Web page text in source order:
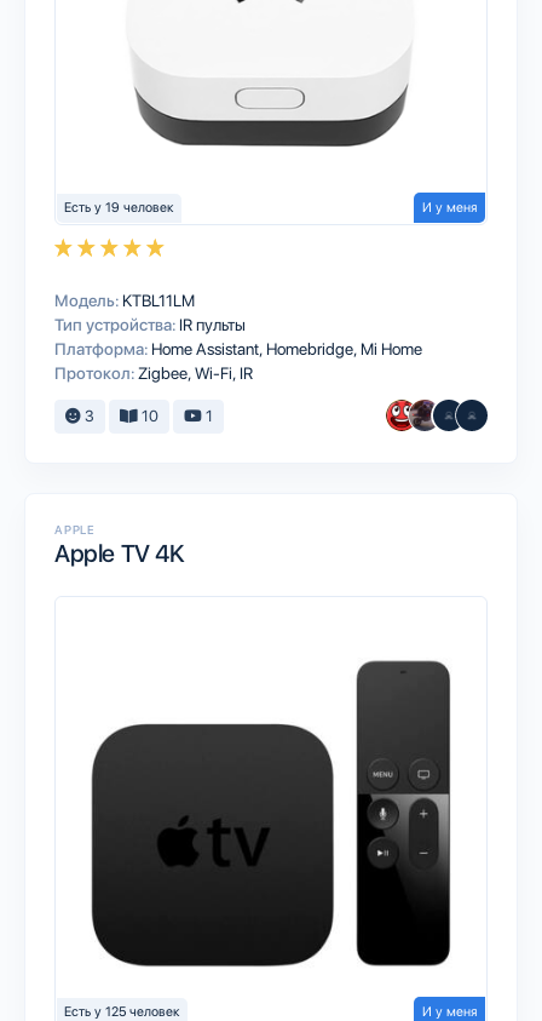
Есть у 19 человек И у меня
Модель: KTBL11LM
Тип устройства: IR пульты
Платформа: Home Assistant Homebridge Mi Home
Протокол: ZigbeeWi-Fi IR
3 10 1
APPLE
Apple TV 4K
Есть у 125 человек И у меня